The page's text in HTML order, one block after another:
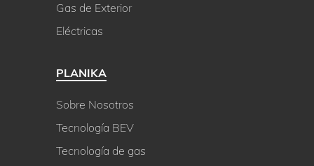
Gas de Exterior
Eléctricas
PLANIKA
Sobre Nosotros
Tecnología BEV
Tecnología de gas